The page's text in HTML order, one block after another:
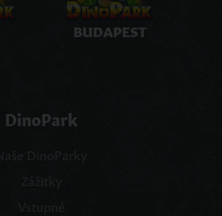
BUDAPEST
DinoPark